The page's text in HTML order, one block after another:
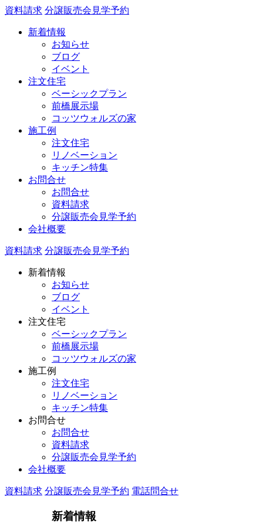
資料請求 分譲販売会見学予約
新着情報
お知らせ
ブログ
イベント
注文住宅
ベーシックプラン
前橋展示場
コッツウォルズの家
施工例
注文住宅
リノベーション
キッチン特集
お問合せ
お問合せ
資料請求
分譲販売会見学予約
会社概要
資料請求 分譲販売会見学予約
新着情報
お知らせ
ブログ
イベント
注文住宅
ベーシックプラン
前橋展示場
コッツウォルズの家
施工例
注文住宅
リノベーション
キッチン特集
お問合せ
お問合せ
資料請求
分譲販売会見学予約
会社概要
資料請求 分譲販売会見学予約 電話問合せ
新着情報